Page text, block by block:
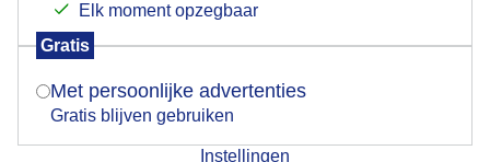
Elk moment opzegbaar
Gratis
Met persoonlijke advertenties
Gratis blijven gebruiken
Instellingen
Is goed, toon de popup